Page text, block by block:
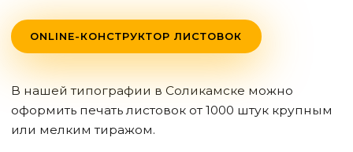
ONLINE-КОНСТРУКТОР ЛИСТОВОК
В нашей типографии в Соликамске можно
оформить печать листовок от 1000 штук крупным
или мелким тиражом.